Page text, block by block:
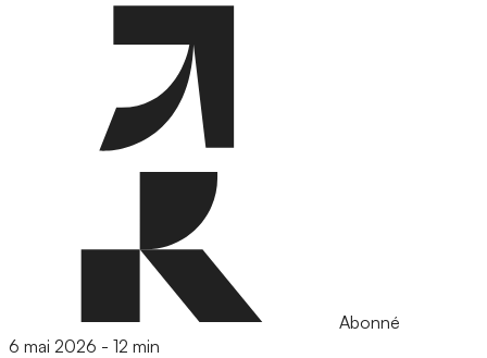
Abonné
6 mai 2026 - 12 min